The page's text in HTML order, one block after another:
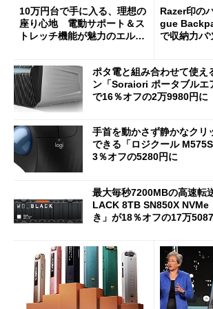
10万円台で手に入る、理想の
座り心地 電動サポート＆ス
トレッチ機能が魅力のエルゴ
Razer印の
gue
で収納力
ポタ電と組み合わせて使え
ン「Soraiori ポータブルエ
で16％オフの2万9980円に
手首を動かさず静かなクリ
できる「ロジクール
3％オフの5280円に
最大毎秒7200MBの高速転
LACK 8TB SN850X NVMe
き」が18％オフの17万